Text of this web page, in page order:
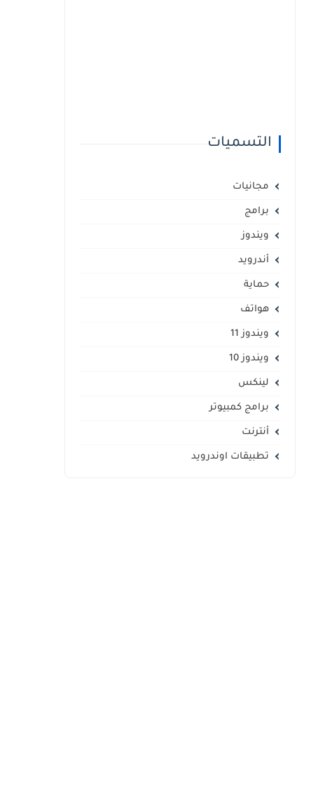
التسميات
مجانيات
برامج
ويندوز
أندرويد
حماية
هواتف
ويندوز 11
ويندوز 10
لينكس
برامج كمبيوتر
أنترنت
تطبيقات اوندرويد